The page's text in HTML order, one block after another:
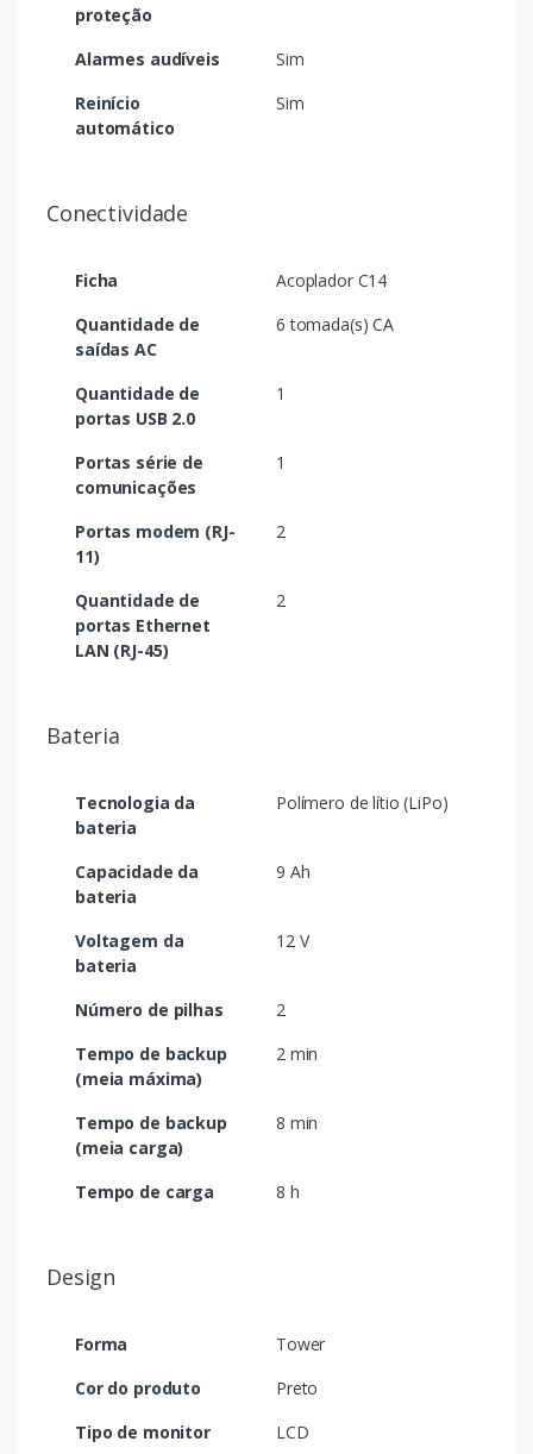
proteção
Alarmes audíveis
Sim
Reinício
automático
Sim
Conectividade
Ficha
Acoplador C14
Quantidade de
saídas AC
6 tomada(s) CA
Quantidade de
portas USB 2.0
1
Portas série de
comunicações
1
Portas modem (RJ-
11)
2
Quantidade de
portas Ethernet
LAN (RJ-45)
2
Bateria
Tecnologia da
bateria
Polímero de lítio (LiPo)
Capacidade da
bateria
9 Ah
Voltagem da
bateria
12 V
Número de pilhas
2
Tempo de backup
(meia máxima)
2 min
Tempo de backup
(meia carga)
8 min
Tempo de carga 8 h
Design
Forma
Tower
Cor do produto
Preto
Tipo de monitor
LCD